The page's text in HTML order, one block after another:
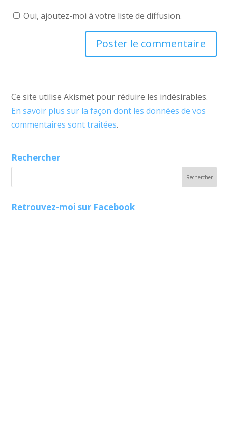
Oui, ajoutez-moi à votre liste de diffusion.
Ce site utilise Akismet pour réduire les indésirables.
En savoir plus sur la façon dont les données de vos
commentaires sont traitées.
Rechercher
Retrouvez-moi sur Facebook